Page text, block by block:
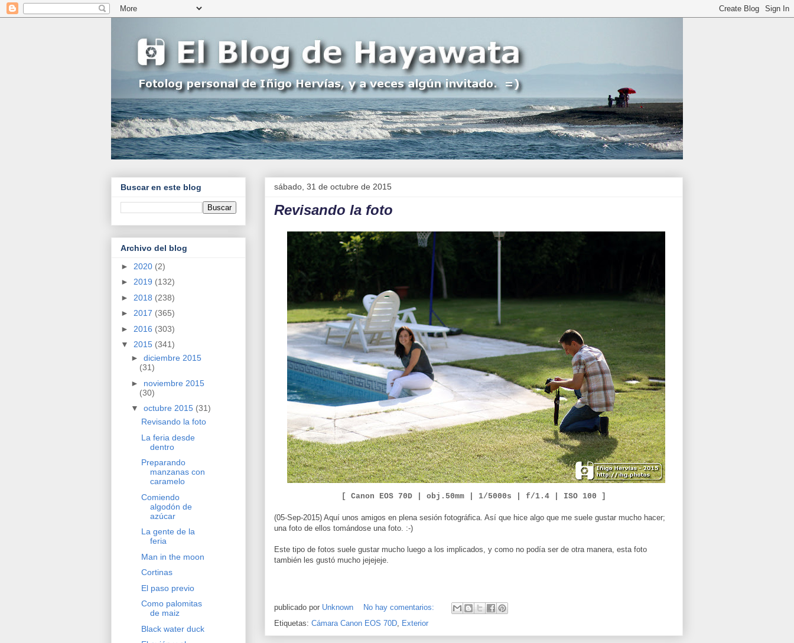
sábado, 31 de octubre de 2015
Revisando la foto
[ Canon EOS 70D | obj.50mm | 1/5000s | f/1.4 | ISO 100 ]
(05-Sep-2015) Aquí unos amigos en plena sesión fotográfica. Así que hice algo que me suele gustar mucho hacer;
una foto de ellos tomándose una foto. :-)
Este tipo de fotos suele gustar mucho luego a los implicados, y como no podía ser de otra manera, esta foto
también les gustó mucho jejejeje.
publicado por Unknown
No hay comentarios:
Etiquetas: Cámara Canon EOS 70D, Exterior
Buscar en este blog
Archivo del blog
► 2020 (2)
► 2019 (132)
► 2018 (238)
► 2017 (365)
► 2016 (303)
▼ 2015 (341)
► diciembre 2015
(31)
► noviembre 2015
(30)
▼ octubre 2015 (31)
Revisando la foto
La feria desde
dentro
Preparando
manzanas con
caramelo
Comiendo
algodón de
azúcar
La gente de la
feria
Man in the moon
Cortinas
El paso previo
Como palomitas
de maiz
Black water duck